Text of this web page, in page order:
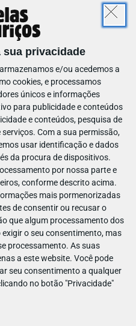
sua privacidade
armazenamos e/ou acedemos a
cookies, e processamos
únicos e informações
para publicidade e conteúdos
e conteúdos, pesquisa de
serviços. Com a sua permissão,
usar identificação e dados
da procura de dispositivos.
por nossa parte e
conforme descrito acima.
mais pormenorizadas
de consentir ou recusar o
que algum processamento dos
o seu consentimento, mas
processamento. As suas
a este website. Você pode
seu consentimento a qualquer
no botão "Privacidade"
que não
tanto:
pais, ambiente familiar)
professores e direção
(se o filho se sente
O segredo não é
é encontrar uma opção
identifiquem.
começar a